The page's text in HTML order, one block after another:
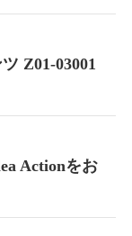
Z01-03001
Actionをお